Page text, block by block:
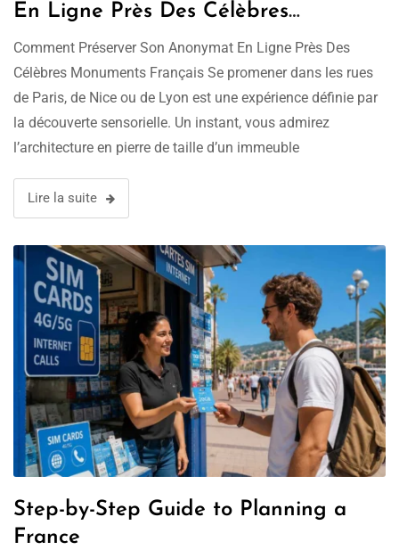
En Ligne Près Des Célèbres
Monuments Français
Comment Préserver Son Anonymat En Ligne Près Des
Célèbres Monuments Français Se promener dans les rues
de Paris, de Nice ou de Lyon est une expérience définie par
la découverte sensorielle. Un instant, vous admirez
l’architecture en pierre de taille d’un immeuble
terrasse tranquille dans une cour cachée. La …
Lire la suite
Step-by-Step Guide to Planning a
France